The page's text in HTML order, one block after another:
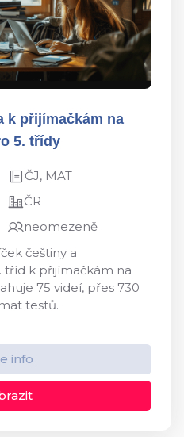
k přijímačkám na
5. třídy
ČJ, MAT
ČR
neomezeně
češtiny a
tříd k přijímačkám na
75 videí, přes 730
testů.
info